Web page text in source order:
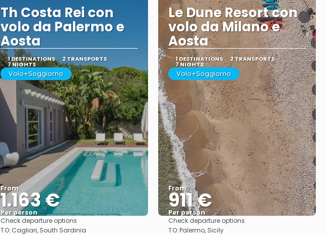
Th Costa Rei con
volo da Palermo e
Aosta
1 DESTINATIONS 2 TRANSPORTS
7 NIGHTS
Volo+Soggiorno
From
1.163 €
Per person
See
Check departure options
TO:Cagliari, South Sardinia
Le Dune Resort con
volo da Milano e
Aosta
1 DESTINATIONS 2 TRANSPORTS
7 NIGHTS
Volo+Soggiorno
From
911 €
Per person
See
Check departure options
TO:Palermo, Sicily